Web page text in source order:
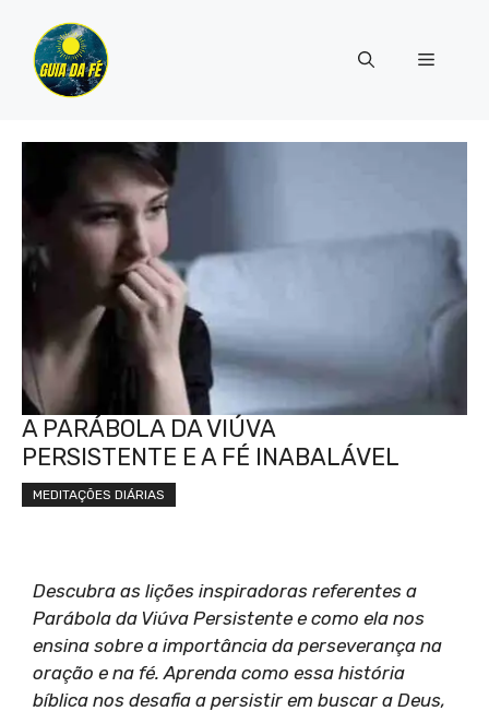
para
conteúdo
Menu
A PARÁBOLA DA VIÚVA
PERSISTENTE E A FÉ INABALÁVEL
MEDITAÇÕES DIÁRIAS
Descubra as lições inspiradoras referentes a
Parábola da Viúva Persistente e como ela nos
ensina sobre a importância da perseverança na
oração e na fé. Aprenda como essa história
bíblica nos desafia a persistir em buscar a Deus,